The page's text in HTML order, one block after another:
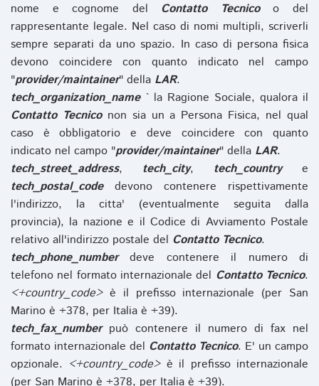
nome e cognome del Contatto Tecnicoo del
rappresentante legale. Nel caso di nomi multipli, scriverli
sempre separati da uno spazio. In caso di persona fisica
devono coincidere con quanto indicato nel campo
"provider/maintainer" della LAR.
tech_organization_name` la Ragione Sociale, qualora il
Contatto Tecniconon sia un a Persona Fisica, nel qual
caso è obbligatorio e deve coincidere con quanto
indicato nel campo "provider/maintainer" della LAR.
tech_street_address, tech_city, tech_countrye
tech_postal_codedevono contenere rispettivamente
l'indirizzo, la citta' (eventualmente seguita dalla
provincia), la nazione e il Codice di Avviamento Postale
relativo all'indirizzo postale del Contatto Tecnico.
tech_phone_numberdeve contenere il numero di
telefono nel formato internazionale del Contatto Tecnico.
<+country_code>è il prefisso internazionale (per San
Marino è +378, per Italia è +39).
tech_fax_numberpuò contenere il numero di fax nel
formato internazionale del Contatto Tecnico. E' un campo
opzionale. <+country_code>è il prefisso internazionale
(per San Marino è +378, per Italia è +39).